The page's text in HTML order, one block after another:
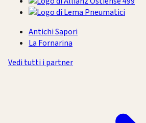
Antichi Sapori
La Fornarina
Vedi tutti i partner